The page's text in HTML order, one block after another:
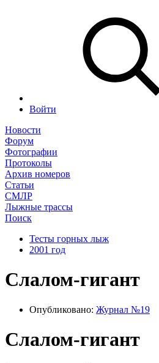
Войти
Новости
Форум
Фотографии
Протоколы
Архив номеров
Статьи
СМЛР
Лыжные трассы
Поиск
Тесты горных лыж
2001 год
Слалом-гигант
Опубликовано: Журнал №19
Слалом-гигант